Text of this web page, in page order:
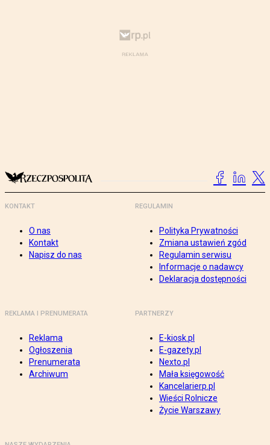
KONTAKT
O nas
Kontakt
Napisz do nas
REGULAMIN
Polityka Prywatności
Zmiana ustawień zgód
Regulamin serwisu
Informacje o nadawcy
Deklaracja dostępności
REKLAMA I PRENUMERATA
Reklama
Ogłoszenia
Prenumerata
Archiwum
PARTNERZY
E-kiosk.pl
E-gazety.pl
Nexto.pl
Mała księgowość
Kancelarierp.pl
Wieści Rolnicze
Życie Warszawy